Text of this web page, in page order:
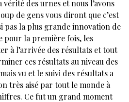
des urnes et nous l’avons
de gens vous diront que c’est
pas la plus grande innovation de
pour la première fois, les
à l’arrivée des résultats et tout
ces résultats au niveau des
vu et le suivi des résultats a
très aisé par tout le monde à
Ce fut un grand moment